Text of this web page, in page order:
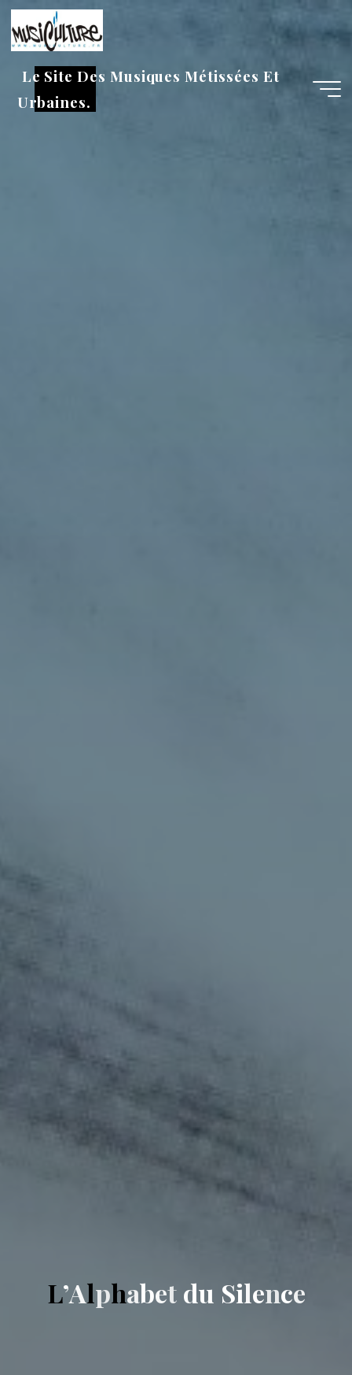
Aller
au
contenu
Le Site Des Musiques Métissées Et
Urbaines.
L’Alphabet du Silence